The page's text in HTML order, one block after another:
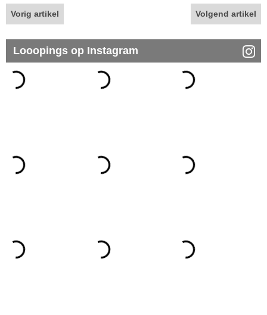
Vorig artikel Volgend artikel
Looopings op Instagram